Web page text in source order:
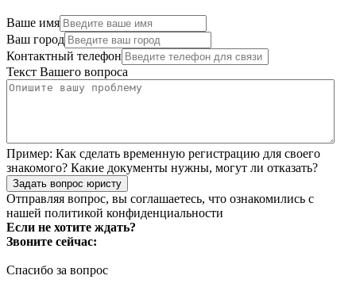
Ваше имя
Ваш город
Контактный телефон
Текст Вашего вопроса
Пример: Как сделать временную регистрацию для своего
знакомого? Какие документы нужны, могут ли отказать?
Задать вопрос юристу
Отправляя вопрос, вы соглашаетесь, что ознакомились с
нашей политикой конфиденциальности
Если не хотите ждать?
Звоните сейчас:
Спасибо за вопрос